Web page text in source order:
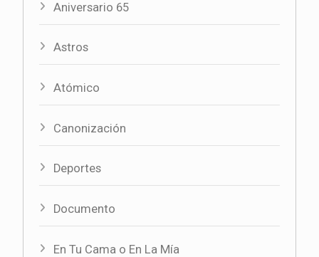
Aniversario 65
Astros
Atómico
Canonización
Deportes
Documento
En Tu Cama o En La Mía